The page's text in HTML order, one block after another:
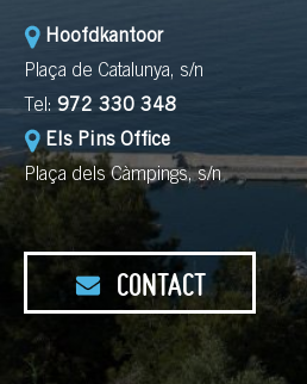
Hoofdkantoor
Plaça de Catalunya, s/n
Tel: 972 330 348
Els Pins Office
Plaça dels Càmpings, s/n
CONTACT